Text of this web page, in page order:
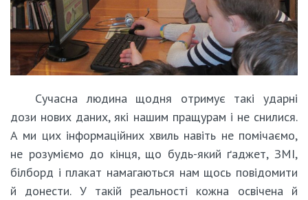
Сучасна людина щодня отримує такі ударні
дози нових даних, які нашим пращурам і не снилися.
А ми цих інформаційних хвиль навіть не помічаємо,
не розуміємо до кінця, що будь-який ґаджет, ЗМІ,
білборд і плакат намагаються нам щось повідомити
й донести. У такій реальності кожна освічена й